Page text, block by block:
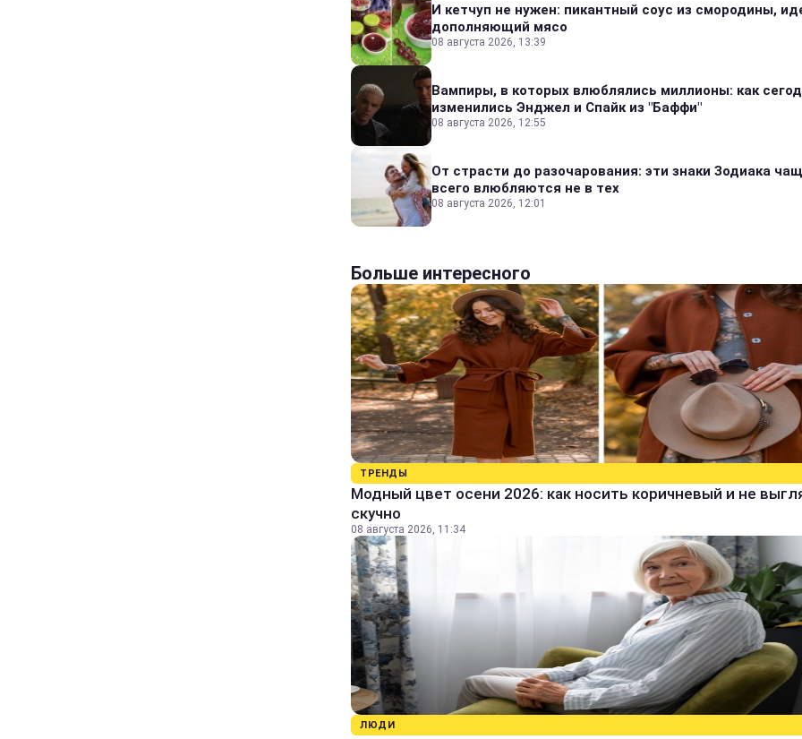
И кетчуп не нужен: пикантный соус из смородины,
дополняющий мясо
08 августа 2026, 13:39
Вампиры, в которых влюблялись миллионы: как
изменились Энджел и Спайк из "Баффи"
08 августа 2026, 12:55
От страсти до разочарования: эти знаки Зодиака
всего влюбляются не в тех
08 августа 2026, 12:01
Больше интересного
ТРЕНДЫ
Модный цвет осени 2026: как носить коричневый и не
скучно
08 августа 2026, 11:34
ЛЮДИ